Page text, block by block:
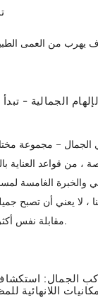
الجمالية -
– مجموعة
، من قواعد العناية
والخبرة الغامسة
، لا يعني أن تصبح
مقابلة نفس أكثر لامعة بشكل غير متوقع.
الجمال:
اللانهائية